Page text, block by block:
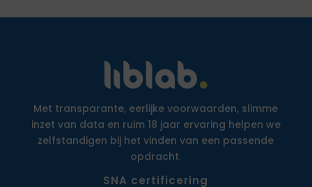
Met transparante, eerlijke voorwaarden, slimme
inzet van data en ruim 18 jaar ervaring helpen we
zelfstandigen bij het vinden van een passende
opdracht.
SNA certificering